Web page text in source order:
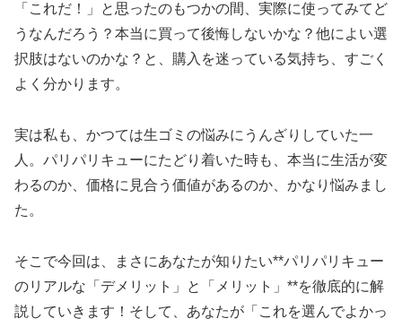
「これだ！」と思ったのもつかの間、実際に使ってみてど
うなんだろう？本当に買って後悔しないかな？他によい選
択肢はないのかな？と、購入を迷っている気持ち、すごく
よく分かります。
実は私も、かつては生ゴミの悩みにうんざりしていた一
人。パリパリキューにたどり着いた時も、本当に生活が変
わるのか、価格に見合う価値があるのか、かなり悩みまし
た。
そこで今回は、まさにあなたが知りたい**パリパリキュー
のリアルな「デメリット」と「メリット」**を徹底的に解
説していきます！そして、あなたが「これを選んでよかっ